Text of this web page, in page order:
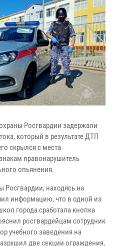
Росгвардии задержали
который в результате ДТП
скрылся с места
правонарушитель
опьянения.
Росгвардии, находясь на
информацию, что в одной из
города сработала кнопка
росгвардейцам сотрудник
учебного заведения на
две секции ограждения,